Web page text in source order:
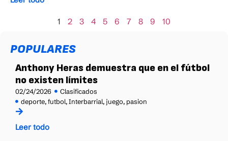
1 2 3 4 5 6 7 8 9 10
POPULARES
Anthony Heras demuestra que en el fútbol
no existen límites
02/24/2026
Clasificados
deporte,futbol,Interbarrial, juego, pasion
Leer todo